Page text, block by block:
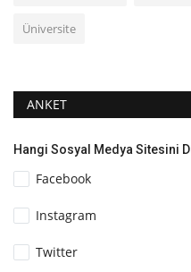
Üniversite
ANKET
Hangi Sosyal Medya Sitesini
Facebook
Instagram
Twitter